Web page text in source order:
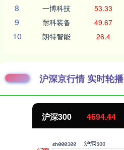
8 一博科技 53.33
9 耐科装备 49.67
10 朗特智能 26.4
沪深京行情 实时轮播
沪深300 4694.44